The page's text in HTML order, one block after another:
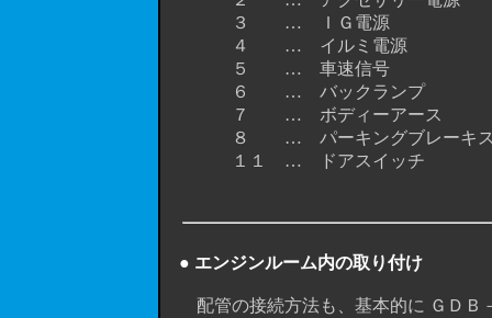
３ … ＩＧ電源
４ … イルミ電源
５ … 車速信号
６ … バックランプ
７ … ボディーアース
８ … パーキングブレーキス
１１ … ドアスイッチ
● エンジンルーム内の取り付け
配管の接続方法も、基本的に ＧＤＢ